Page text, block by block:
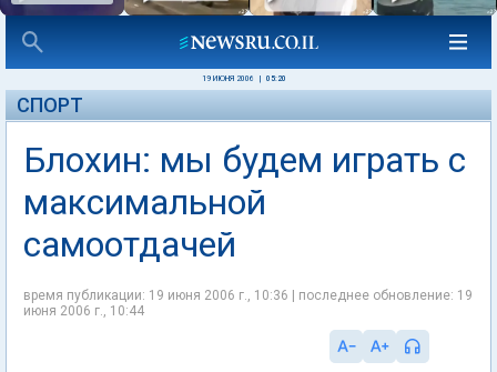
19 ИЮНЯ 2006 05:20
СПОРТ
Блохин: мы будем играть с
максимальной
самоотдачей
время публикации: 19 июня 2006 г., 10:36 | последнее обновление: 19
июня 2006 г., 10:44